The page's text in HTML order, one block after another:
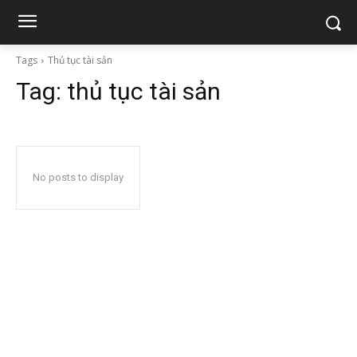
Tags Thủ tục tài sản
Tag: thủ tục tài sản
No posts to display